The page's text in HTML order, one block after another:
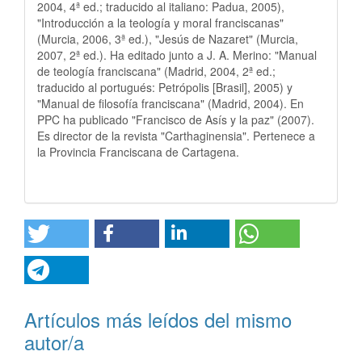
2004, 4ª ed.; traducido al italiano: Padua, 2005),
"Introducción a la teología y moral franciscanas"
(Murcia, 2006, 3ª ed.), "Jesús de Nazaret" (Murcia,
2007, 2ª ed.). Ha editado junto a J. A. Merino: "Manual
de teología franciscana" (Madrid, 2004, 2ª ed.;
traducido al portugués: Petrópolis [Brasil], 2005) y
"Manual de filosofía franciscana" (Madrid, 2004). En
PPC ha publicado "Francisco de Asís y la paz" (2007).
Es director de la revista "Carthaginensia". Pertenece a
la Provincia Franciscana de Cartagena.
Artículos más leídos del mismo
autor/a